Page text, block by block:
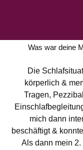
Was war deine
Die
körperlich &
Tragen,
mich dann
beschäftigt &
Als dann mein